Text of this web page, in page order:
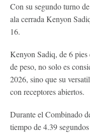
Con su segundo turno
ala cerrada Kenyon
16.
Kenyon Sadiq, de 6
de peso, no solo es
2026, sino que su
con receptores abiertos.
Durante el Combinado
tiempo de 4.39